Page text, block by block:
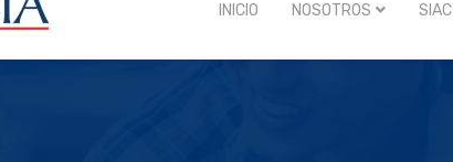
INICIO NOSOTROS SIAC